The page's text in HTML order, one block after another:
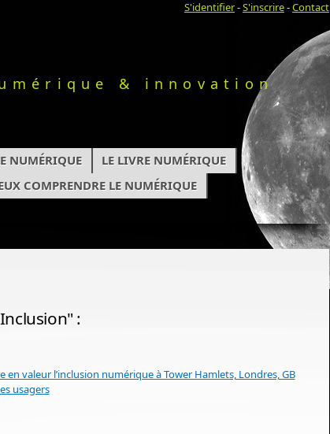
S'identifier-S'inscrire-Contact
& innovation
NUMÉRIQUE
LE LIVRE NUMÉRIQUE
COMPRENDRE LE NUMÉRIQUE
:
en valeur l’inclusion numérique à Tower Hamlets, Londres, GB
usagers